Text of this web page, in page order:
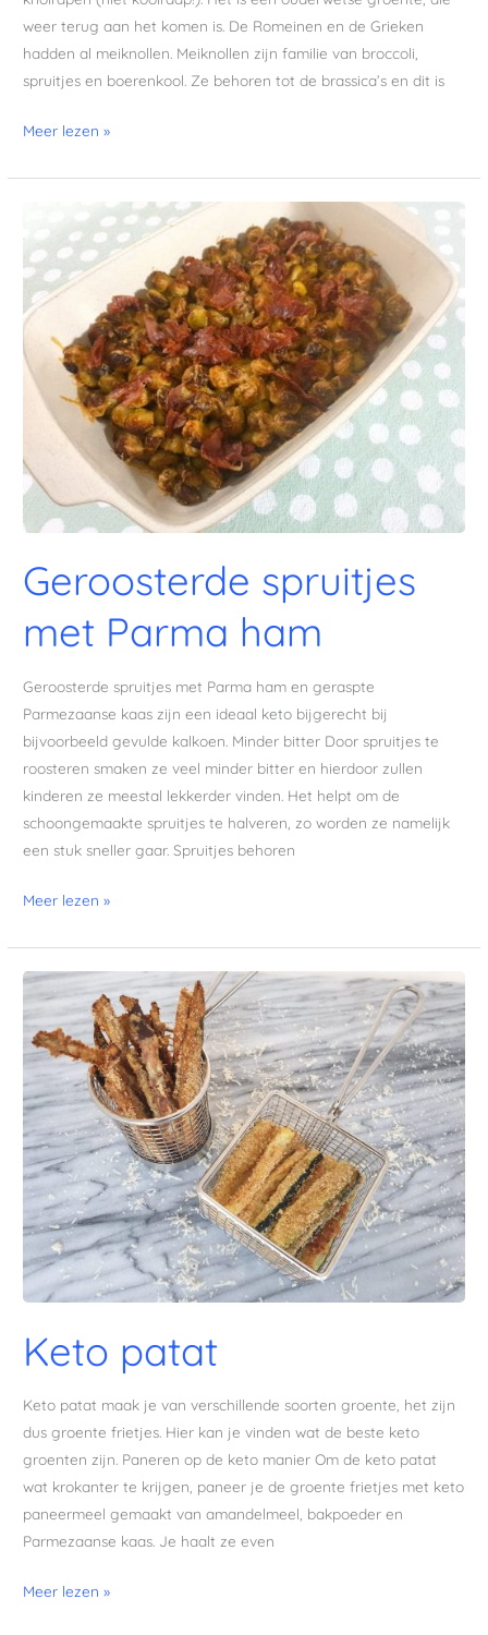
weer terug aan het komen is. De Romeinen en de Grieken
hadden al meiknollen. Meiknollen zijn familie van broccoli,
spruitjes en boerenkool. Ze behoren tot de brassica’s en dit is
Meer lezen »
Geroosterde spruitjes
met Parma ham
Geroosterde spruitjes met Parma ham en geraspte
Parmezaanse kaas zijn een ideaal keto bijgerecht bij
bijvoorbeeld gevulde kalkoen. Minder bitter Door spruitjes te
roosteren smaken ze veel minder bitter en hierdoor zullen
kinderen ze meestal lekkerder vinden. Het helpt om de
schoongemaakte spruitjes te halveren, zo worden ze namelijk
een stuk sneller gaar. Spruitjes behoren
Geroosterde
spruitjes
met
Parma
ham
Meer lezen »
Keto patat
Keto patat maak je van verschillende soorten groente, het zijn
dus groente frietjes. Hier kan je vinden wat de beste keto
groenten zijn. Paneren op de keto manier Om de keto patat
wat krokanter te krijgen, paneer je de groente frietjes met keto
paneermeel gemaakt van amandelmeel, bakpoeder en
Parmezaanse kaas. Je haalt ze even
Keto
patat
Meer lezen »